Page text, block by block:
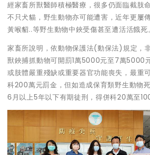
經家畜所獸醫師積極醫療，很多仍面臨截肢
不只犬貓，野生動物亦可能遭害，近年更屢
黃喉貂..等野生動物中鋏受傷甚至遭活活餓死。
家畜所說明，依動物保護法(動保法)規定，
獸鋏捕抓動物可開罰1萬5000元至7萬5000
或肢體嚴重殘缺或重要器官功能喪失，最重
科200萬元罰金，但如造成保育類野生動物
6月以上5年以下有期徒刑，得併科20萬至